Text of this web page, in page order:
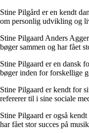
Stine Pilgård er en kendt
om personlig udvikling og
Stine Pilgaard Anders
bøger sammen og har fået
Stine Pilgaard er en dansk
bøger inden for forskellige
Stine Pilgaard er kendt for
refererer til i sine sociale
Stine Pilgaard er også
har fået stor succes på